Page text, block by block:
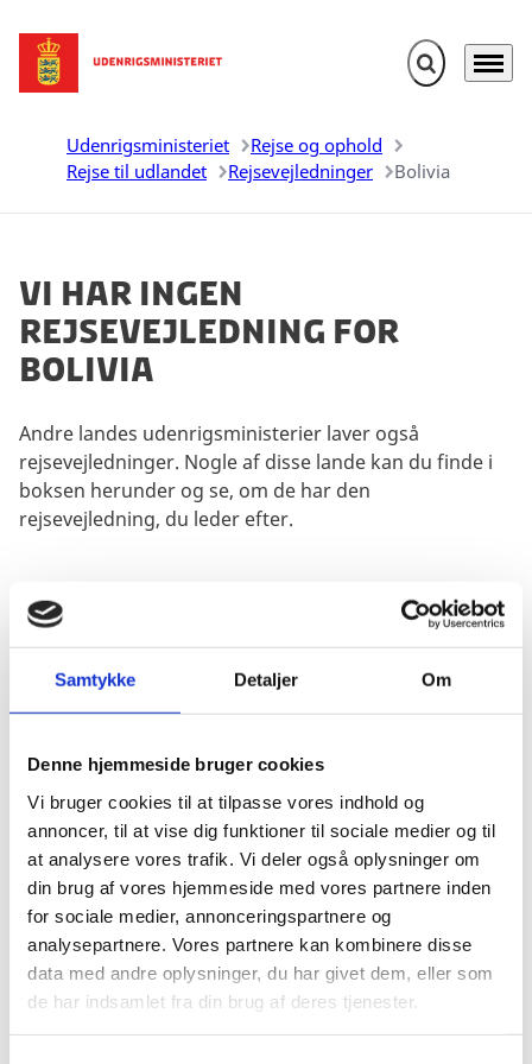
Samtykke Detaljer Om
Denne hjemmeside bruger cookies
Vi bruger cookies til at tilpasse vores indhold og
annoncer, til at vise dig funktioner til sociale medier og til
at analysere vores trafik. Vi deler også oplysninger om
din brug af vores hjemmeside med vores partnere inden
for sociale medier, annonceringspartnere og
analysepartnere. Vores partnere kan kombinere disse
data med andre oplysninger, du har givet dem, eller som
de har indsamlet fra din brug af deres tjenester.
Gå til forsiden Fold søgefelt
Menu
Udenrigsministeriet
Rejse og ophold
Rejse til udlandet
Rejsevejledninger Bolivia
Vi har ingen
rejsevejledning for
Bolivia
Andre landes udenrigsministerier laver også
rejsevejledninger. Nogle af disse lande kan du finde i
boksen herunder og se, om de har den
rejsevejledning, du leder efter.
OBS:20.06.2026 20:46:25
BOLIVIA/UNDTAGELSESTILSTAND: Der er den 20.
juni 2026 erklæret 90 dages undtagelsestilstand i
Bolivia efter omfattende demonstrationer og
vejblokader de seneste uger. Vær opmærksom på
din personlige sikkerhed, særligt i områder berørt
af demonstrationer og blokader, herunder i La
Paz, Cochabamba, Oruro, Potosí og Chuquisaca.